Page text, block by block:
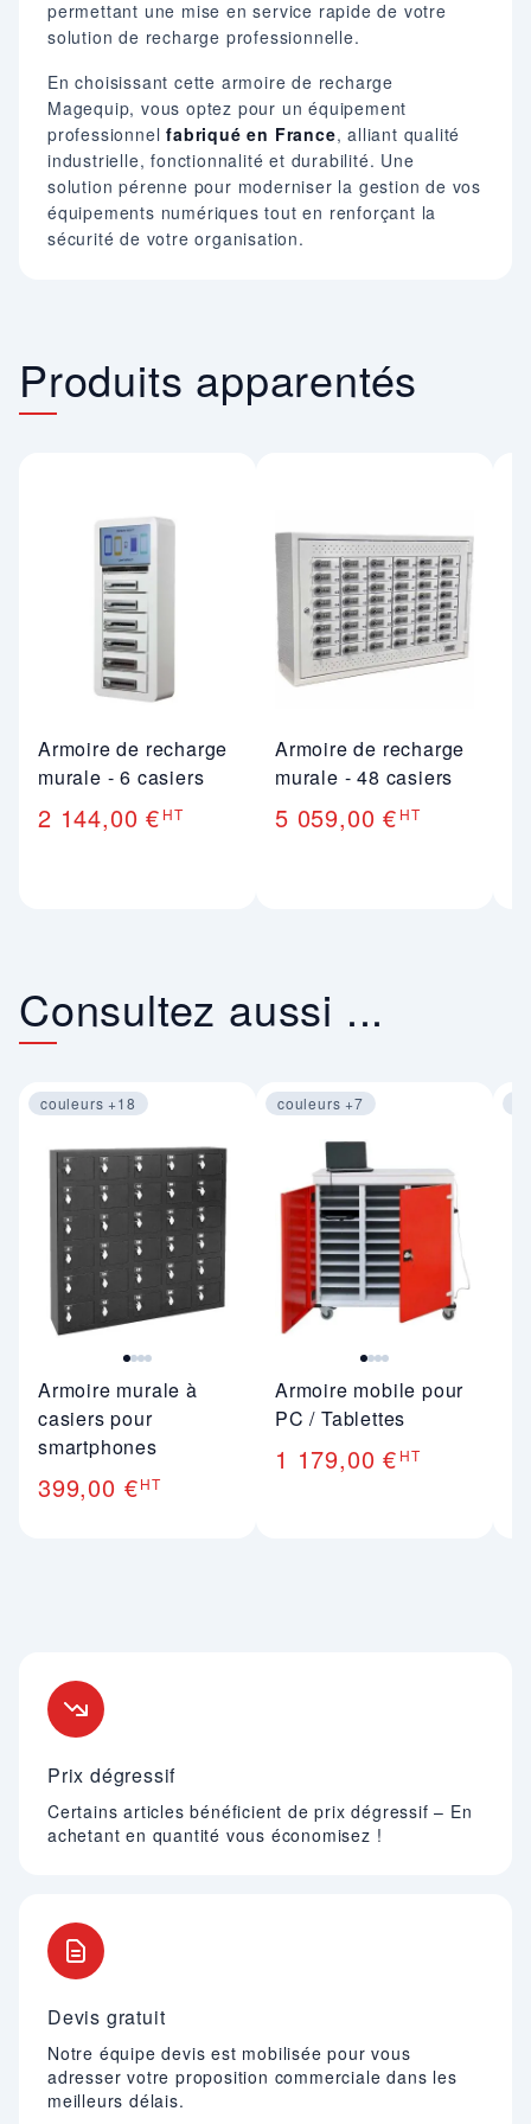
permettant une mise en service rapide de votre
solution de recharge professionnelle.
En choisissant cette armoire de recharge
Magequip, vous optez pour un équipement
professionnelfabriqué en France, alliant qualité
industrielle, fonctionnalité et durabilité. Une
solution pérenne pour moderniser la gestion de vos
équipements numériques tout en renforçant la
sécurité de votre organisation.
Produits apparentés
Armoire de recharge
murale - 6 casiers
2 144,00 € HT
Armoire de recharge
murale - 48 casiers
5 059,00 € HT
Consultez aussi ...
couleurs +18
Image 1 sur 4
Armoire murale à
casiers pour
smartphones
399,00 €HT
couleurs +7
Image 1 sur 4
Armoire mobile pour
PC / Tablettes
1 179,00 € HT
Prix dégressif
Certains articles bénéficient de prix dégressif – En
achetant en quantité vous économisez !
Devis gratuit
Notre équipe devis est mobilisée pour vous
adresser votre proposition commerciale dans les
meilleurs délais.